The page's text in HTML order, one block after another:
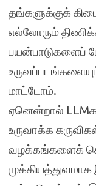
தங்களுக்குக்
எல்லோரும்
பயன்பாடுகளைப்
மாட்டோம்.
ஏனென்றால் LLMகள்
உருவாக்க
வழக்கங்களைக்
முக்கியத்துவமாக